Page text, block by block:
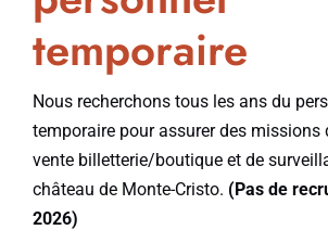
temporaire
Nous recherchons tous les ans du
temporaire pour assurer des missions
vente billetterie/boutique et de
château de Monte-Cristo. (Pas de
2026)